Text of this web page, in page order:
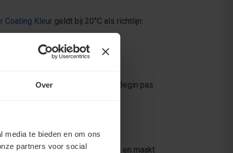
Over
media te bieden en om ons
partners voor social
Coating Kleur geldt bij 20°C als richtlijn:
dikkere laag droogt langzamer. Begin pas
de bewapening van het beton en maakt